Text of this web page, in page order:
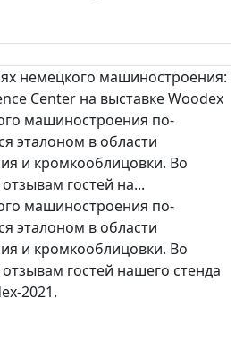
немецкого машиностроения:
Center на выставке Woodex
машиностроения по-
эталоном в области
и кромкооблицовки. Во
гостей на...
машиностроения по-
эталоном в области
и кромкооблицовки. Во
гостей нашего стенда
2021.